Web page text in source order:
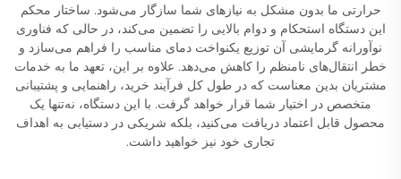
حرارتی ما بدون مشکل به نیازهای شما سازگار می‌شود. ساختار محکم
این دستگاه استحکام و دوام بالایی را تضمین می‌کند، در حالی که فناوری
نوآورانه گرمایشی آن توزیع یکنواخت دمای مناسب را فراهم می‌سازد و
خطر انتقال‌های نامنظم را کاهش می‌دهد. علاوه بر این، تعهد ما به خدمات
مشتریان بدین معناست که در طول کل فرآیند خرید، راهنمایی و پشتیبانی
متخصص در اختیار شما قرار خواهد گرفت. با این دستگاه، نه‌تنها یک
محصول قابل اعتماد دریافت می‌کنید، بلکه شریکی در دستیابی به اهداف
تجاری خود نیز خواهید داشت.